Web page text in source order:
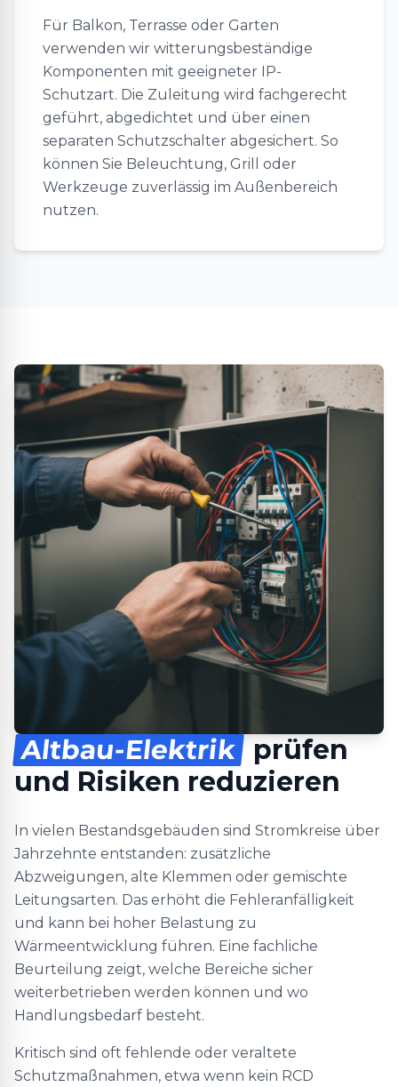
Für Balkon, Terrasse oder Garten
verwenden wir witterungsbeständige
Komponenten mit geeigneter IP-
Schutzart. Die Zuleitung wird fachgerecht
geführt, abgedichtet und über einen
separaten Schutzschalter abgesichert. So
können Sie Beleuchtung, Grill oder
Werkzeuge zuverlässig im Außenbereich
nutzen.
Altbau-Elektrik prüfen
und Risiken reduzieren
In vielen Bestandsgebäuden sind Stromkreise über
Jahrzehnte entstanden: zusätzliche
Abzweigungen, alte Klemmen oder gemischte
Leitungsarten. Das erhöht die Fehleranfälligkeit
und kann bei hoher Belastung zu
Wärmeentwicklung führen. Eine fachliche
Beurteilung zeigt, welche Bereiche sicher
weiterbetrieben werden können und wo
Handlungsbedarf besteht.
Kritisch sind oft fehlende oder veraltete
Schutzmaßnahmen, etwa wenn kein RCD